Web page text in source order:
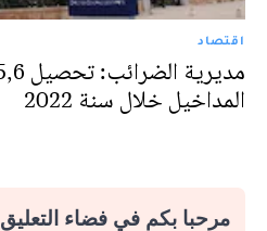
اقتصاد
المداخيل خلال سنة 2022
مرحبا بكم في فضاء التعليق